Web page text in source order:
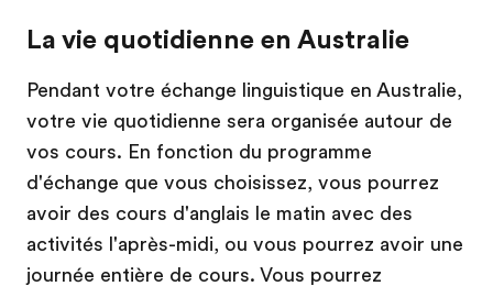
La vie quotidienne en Australie
Pendant votre échange linguistique en Australie,
votre vie quotidienne sera organisée autour de
vos cours. En fonction du programme
d'échange que vous choisissez, vous pourrez
avoir des cours d'anglais le matin avec des
activités l'après-midi, ou vous pourrez avoir une
journée entière de cours. Vous pourrez